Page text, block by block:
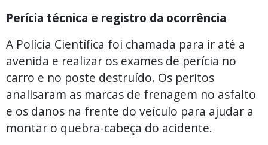
Perícia técnica e registro da ocorrência
A Polícia Científica foi chamada para ir até a
avenida e realizar os exames de perícia no
carro e no poste destruído. Os peritos
analisaram as marcas de frenagem no asfalto
e os danos na frente do veículo para ajudar a
montar o quebra-cabeça do acidente.